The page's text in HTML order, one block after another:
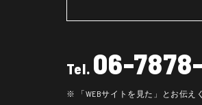
Tel. 06-
「WEBサイトを見た」とお伝え